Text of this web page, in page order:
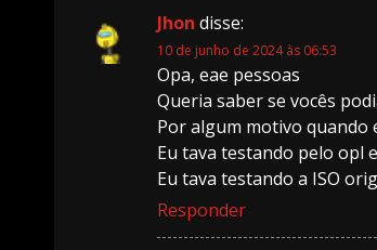
Jhon disse:
10 de junho de 2024 às 06:53
Opa, eae pessoas
Queria saber se vocês
Por algum motivo
Eu tava testando pelo opl
Eu tava testando a ISO
Responder